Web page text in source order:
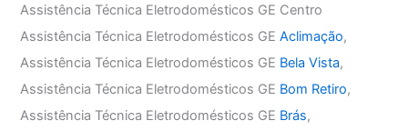
Assistência Técnica Eletrodomésticos GE Centro
Assistência Técnica Eletrodomésticos GEAclimação,
Assistência Técnica Eletrodomésticos GE Bela Vista,
Assistência Técnica Eletrodomésticos GE Bom Retiro,
Assistência Técnica Eletrodomésticos GE Brás,